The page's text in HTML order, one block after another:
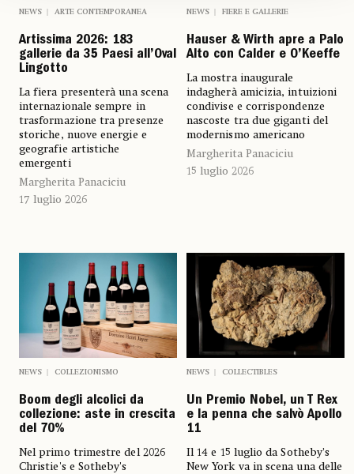
NEWS ARTE CONTEMPORANEA
Artissima 2026: 183
gallerie da 35 Paesi all’Oval
Lingotto
La fiera presenterà una scena
internazionale sempre in
trasformazione tra presenze
storiche, nuove energie e
geografie artistiche
emergenti
Margherita Panaciciu
17 luglio 2026
NEWS FIERE E GALLERIE
Hauser & Wirth apre a Palo
Alto con Calder e O’Keeffe
La mostra inaugurale
indagherà amicizia, intuizioni
condivise e corrispondenze
nascoste tra due giganti del
modernismo americano
Margherita Panaciciu
15 luglio 2026
NEWS COLLEZIONISMO
Boom degli alcolici da
collezione: aste in crescita
del 70%
Nel primo trimestre del 2026
Christie's e Sotheby's
NEWS COLLECTIBLES
Un Premio Nobel, un T Rex
e la penna che salvò Apollo
11
Il 14 e 15 luglio da Sotheby’s
New York va in scena una delle